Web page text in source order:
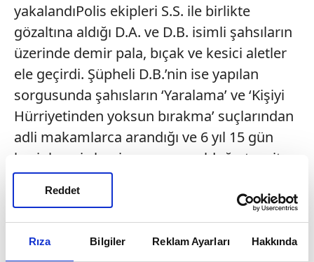
Rıza Bilgiler Reklam Ayarları Hakkında
Reddet
yakalandıPolis ekipleri S.S. ile birlikte
gözaltına aldığı D.A. ve D.B. isimli şahsıların
üzerinde demir pala, bıçak ve kesici aletler
ele geçirdi. Şüpheli D.B.’nin ise yapılan
sorgusunda şahısların ‘Yaralama’ ve ‘Kişiyi
Hürriyetinden yoksun bırakma’ suçlarından
adli makamlarca arandığı ve 6 yıl 15 gün
kesinleşmiş hapis cezasının olduğu tespit
edildi. Gözaltına alınarak polis merkezine
götürülen Ö.Y. ve F.A. hakkında uyuşturucu
madde kullanmak suçundan adli işlem
yapılırken, S.S., A.B. D.B. ve D.A. hakkında